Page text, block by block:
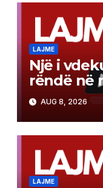
LAJME
Një i
rëndë në
Gostivar-
AUG 8, 2026
LAJME